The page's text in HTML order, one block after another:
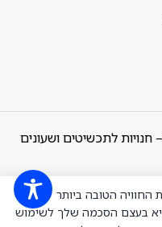
לתכשיטים ושעונים
Design &הטובה ביותר
בעצם הסכמה שלך לשימוש